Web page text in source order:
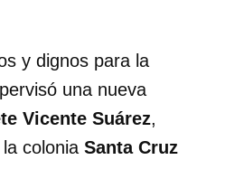
y dignos para la
una nueva
Vicente Suárez,
colonia Santa Cruz